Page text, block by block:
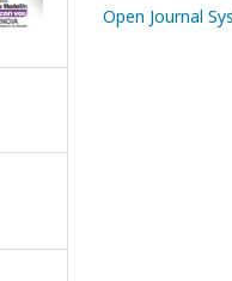
Open Journal